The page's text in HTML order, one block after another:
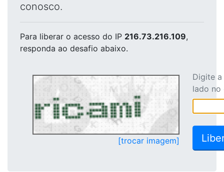
conosco.
Para liberar o acesso do IP 216.73.216.109,
responda ao desafio abaixo.
[trocar imagem]
Digite
lado no